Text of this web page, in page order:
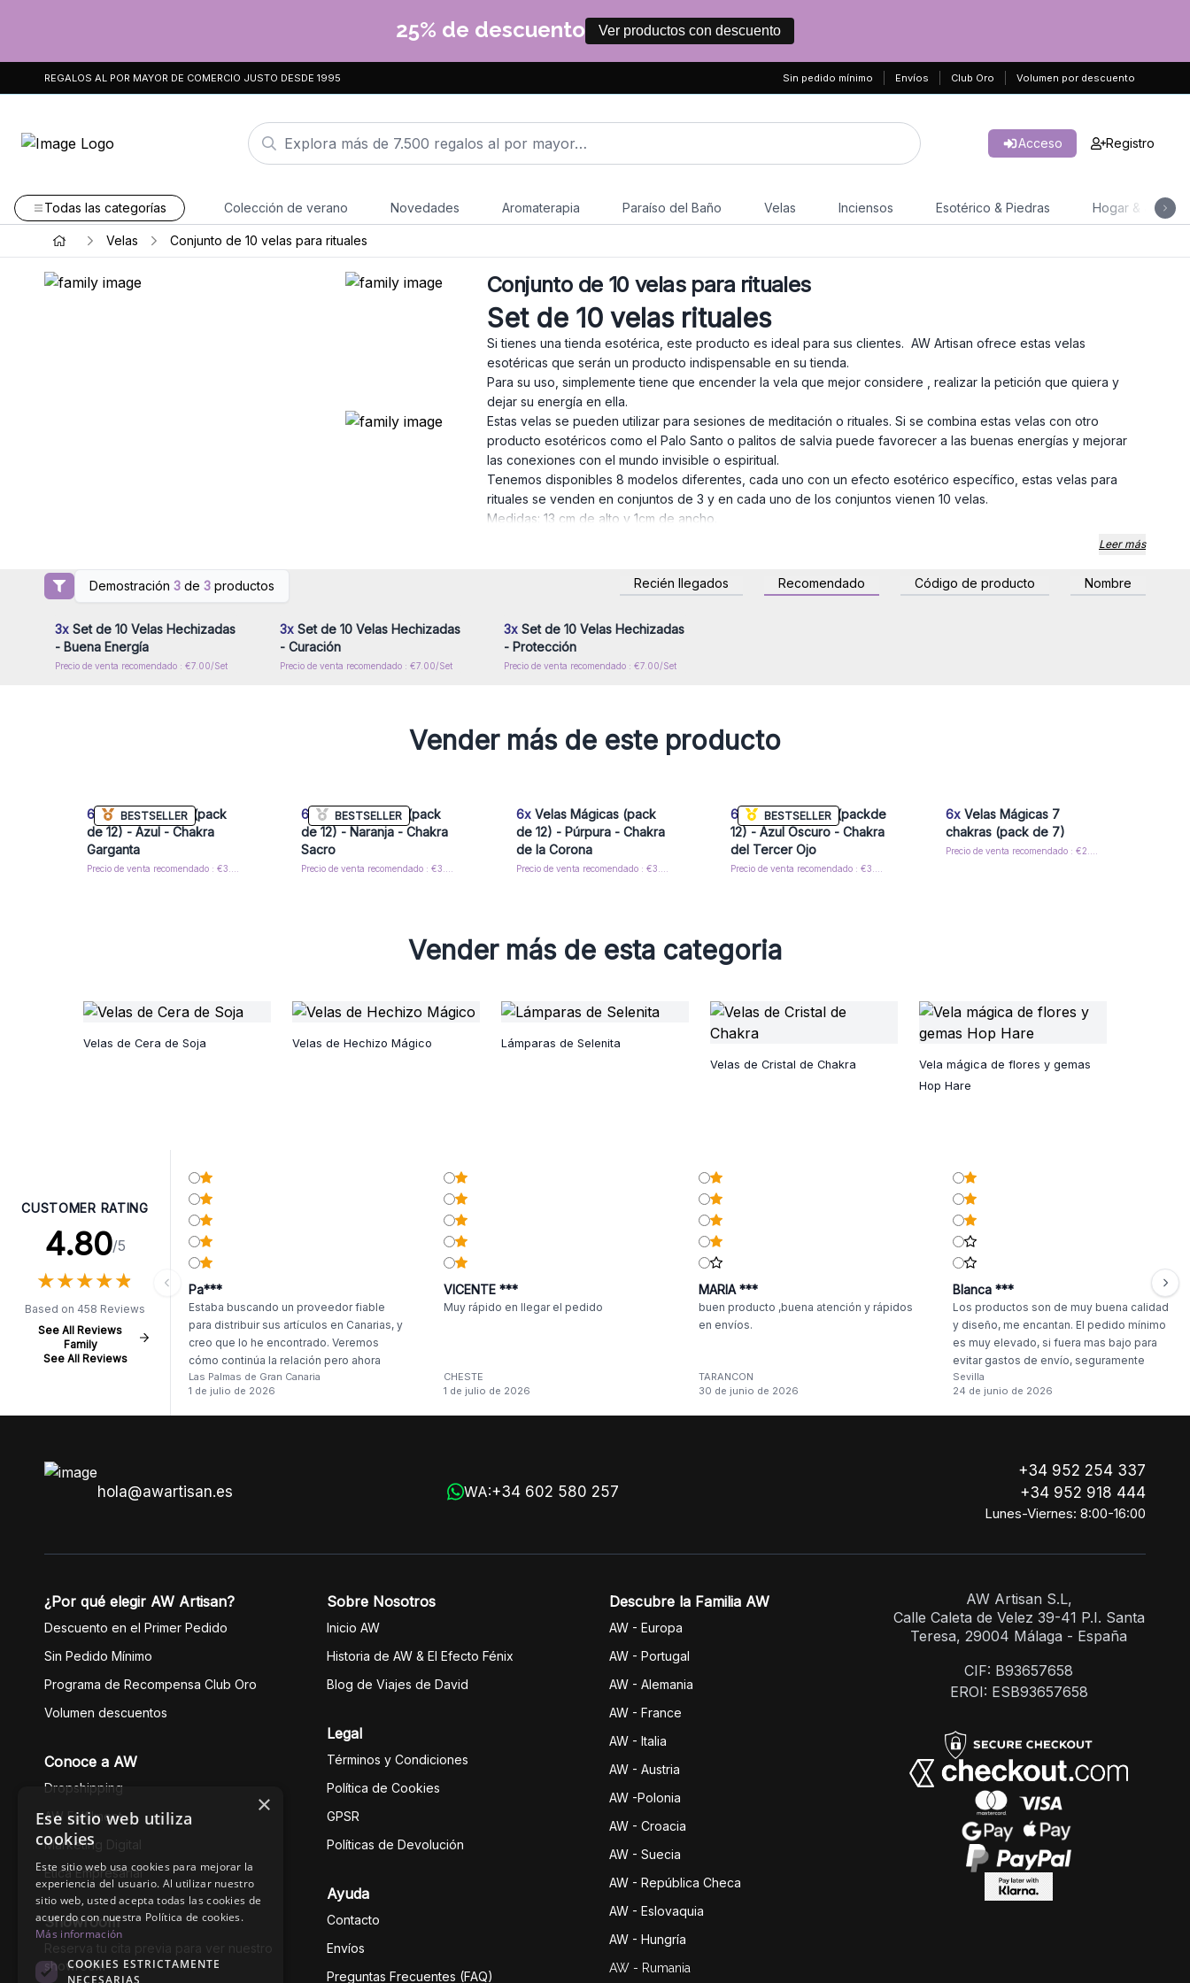
25% de descuento Ver productos con descuento
REGALOS AL POR MAYOR DE COMERCIO JUSTO DESDE 1995 Sin pedido mínimo Envíos Club Oro Volumen por descuento
Acceso Registro
Todas las categorías Colección de verano Novedades Aromaterapia Paraíso del Baño Velas Inciensos Esotérico & Piedras Hogar & Jardín
Velas Conjunto de 10 velas para rituales
Conjunto de 10 velas para rituales
Set de 10 velas rituales
Si tienes una tienda esotérica, este producto es ideal para sus clientes. AW Artisan ofrece estas velas
esotéricas que serán un producto indispensable en su tienda.
Para su uso, simplemente tiene que encender la vela que mejor considere , realizar la petición que quiera y
dejar su energía en ella.
Estas velas se pueden utilizar para sesiones de meditación o rituales. Si se combina estas velas con otro
producto esotéricos como el Palo Santo o palitos de salvia puede favorecer a las buenas energías y mejorar
las conexiones con el mundo invisible o espiritual.
Tenemos disponibles 8 modelos diferentes, cada uno con un efecto esotérico específico, estas velas para
rituales se venden en conjuntos de 3 y en cada uno de los conjuntos vienen 10 velas.
Medidas: 13 cm de alto y 1cm de ancho.
Leer más
Demostración 3de 3productos Recién llegados Recomendado Código de producto Nombre
Inicie sesión o regístrese para
obtener precios al por mayor
3x Set de 10 Velas Hechizadas
- Buena Energía
Precio de venta recomendado : €7.00/Set
3xSet de 10 Velas Hechizadas
- Curación
Precio de venta recomendado : €7.00/Set
Inicie sesión o regístrese para
obtener precios al por mayor
3x Set de 10 Velas Hechizadas
- Protección
Precio de venta recomendado : €7.00/Set
Vender más de este producto
BESTSELLER
6x Velas Mágicas (pack
de 12) - Azul - Chakra
Garganta
BESTSELLER
6xVelas Mágicas (pack
de 12) - Naranja - Chakra
Sacro
6xVelas Mágicas (pack
de 12) - Púrpura - Chakra
de la Corona
BESTSELLER
6xVelas Mágicas (packde
12) - Azul Oscuro - Chakra
del Tercer Ojo
6xVelas Mágicas 7
chakras (pack de 7)
Vender más de esta categoria
Velas de Cera de Soja Velas de Hechizo Mágico
Lámparas de Selenita
Velas de Cristal de Chakra
Vela mágica de flores y gemas
Hop Hare
CUSTOMER RATING
4.80/5
★★★★★
★★★★★
Based on 458 Reviews
See All Reviews
Family
See All Reviews
Pa***
Estaba buscando un proveedor fiable
para distribuir sus artículos en Canarias, y
creo que lo he encontrado. Veremos
cómo continúa la relación pero ahora
mismo el primer pedido me deja muy
satisfecho. Llego antes de tiempo, y, sin
ser dos productos, lo demás llego
Las Palmas de Gran Canaria
1 de julio de 2026
VICENTE ***
Muy rápido en llegar el pedido
CHESTE
1 de julio de 2026
MARIA ***
buen producto ,buena atención y rápidos
en envíos.
TARANCON
30 de junio de 2026
Blanca ***
Los productos son de muy buena calidad
y diseño, me encantan. El pedido mínimo
es muy elevado, si fuera mas bajo para
evitar gastos de envío, seguramente
haría compras más a menudo.
Sevilla
24 de junio de 2026
hola@awartisan.es WA:+34 602 580 257
+34 952 254 337
+34 952 918 444
Lunes-Viernes: 8:00-16:00
¿Por qué elegir AW Artisan?
Descuento en el Primer Pedido
Sin Pedido Mínimo
Programa de Recompensa Club Oro
Volumen descuentos
Conoce a AW
Dropshipping
AW Fulfilment
Marketing Digital
Ética Empresarial
Showroom
Reserva tu cita previa para ver nuestro
showroom
Sobre Nosotros
Inicio AW
Historia de AW & El Efecto Fénix
Blog de Viajes de David
Legal
Términos y Condiciones
Política de Cookies
GPSR
Políticas de Devolución
Ayuda
Contacto
Envíos
Preguntas Frecuentes (FAQ)
Descubre la Familia AW
AW - Europa
AW - Portugal
AW - Alemania
AW - France
AW - Italia
AW - Austria
AW -Polonia
AW - Croacia
AW - Suecia
AW - República Checa
AW - Eslovaquia
AW - Hungría
AW - Rumania
AW Artisan S.L,
Calle Caleta de Velez 39-41 P.I. Santa
Teresa, 29004 Málaga - España
CIF: B93657658
EROI: ESB93657658
×
Ese sitio web utiliza
cookies
Este sitio web usa cookies para mejorar la
experiencia del usuario. Al utilizar nuestro
sitio web, usted acepta todas las cookies de
acuerdo con nuestra Política de cookies.
Más información
COOKIES ESTRICTAMENTE
NECESARIAS